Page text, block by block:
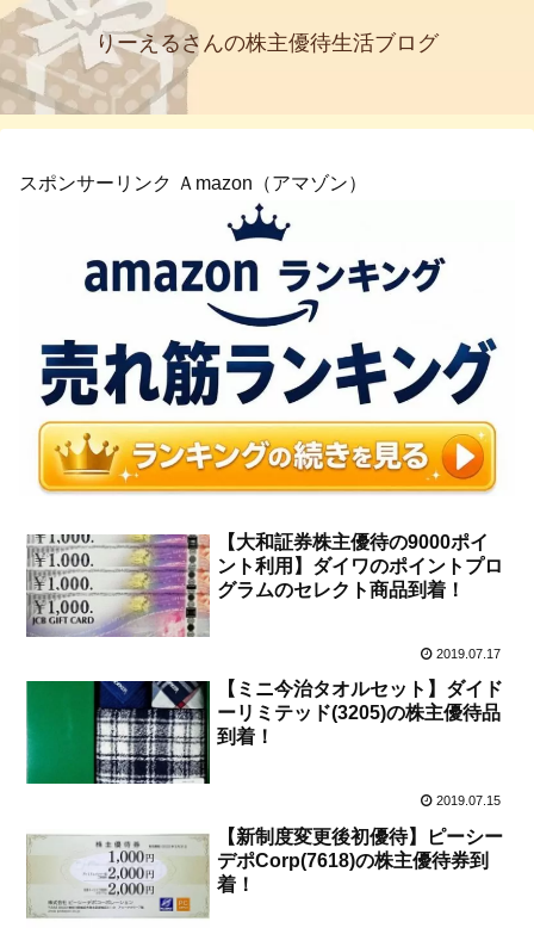
りーえるさんの株主優待生活ブログ
スポンサーリンク Ａmazon（アマゾン）
【大和証券株主優待の9000ポイ
ント利用】ダイワのポイントプロ
グラムのセレクト商品到着！
2019.07.17
【ミニ今治タオルセット】ダイド
ーリミテッド(3205)の株主優待品
到着！
2019.07.15
【新制度変更後初優待】ピーシー
デポCorp(7618)の株主優待券到
着！